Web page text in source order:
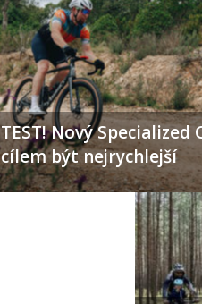
TEST! Nový Specialized
cílem být nejrychlejší